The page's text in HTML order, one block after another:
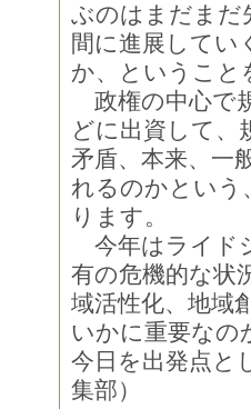
ぶのはまだまだ
間に進展してい
か、ということ
政権の中心で
どに出資して、
矛盾、本来、一
れるのかという
ります。
今年はライド
有の危機的な状
域活性化、地域
いかに重要なの
今日を出発点と
集部）